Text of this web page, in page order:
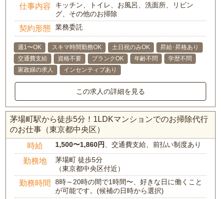
仕事内容
キッチン、トイレ、お風呂、洗面所、リビン
グ、その他のお掃除
契約形態 業務委託
週1〜OK スキマ時間勤務OK 土日祝のみOK
昇給･昇格あり
交通費支給
資格不要 ブランクOK 年齢不問
学歴不問
家政婦の求人
インセンティブあり
この求人の詳細を見る
茅場町駅から徒歩5分！1LDKマンションでのお掃除代行
のお仕事（東京都中央区）
時給 1,500〜1,860円 、交通費支給、前払い制度あり
勤務地
茅場町 徒歩5分
（東京都中央区付近）
勤務時間
8時～20時の間で1時間〜、好きな日に働くこと
が可能です。(候補の日時から選択)